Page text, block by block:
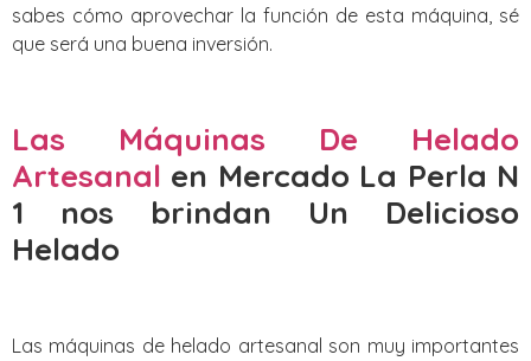
sabes cómo aprovechar la función de esta máquina, sé
que será una buena inversión.
Las Máquinas De Helado
Artesanal en Mercado La Perla N
1 nos brindan Un Delicioso
Helado
Las máquinas de helado artesanal son muy importantes